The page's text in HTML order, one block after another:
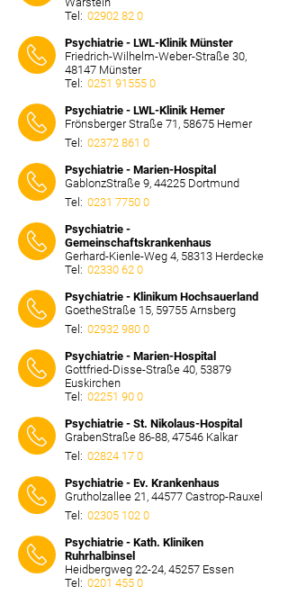
Tel: 02902 82 0
Psychiatrie - LWL-Klinik Münster
Friedrich-Wilhelm-Weber-Straße 30,
48147 Münster
Tel: 0251 91555 0
Psychiatrie - LWL-Klinik Hemer
Frönsberger Straße 71, 58675 Hemer
Tel: 02372 861 0
Psychiatrie - Marien-Hospital
GablonzStraße 9, 44225 Dortmund
Tel: 0231 7750 0
Psychiatrie -
Gemeinschaftskrankenhaus
Gerhard-Kienle-Weg 4, 58313 Herdecke
Tel: 02330 62 0
Psychiatrie - Klinikum Hochsauerland
GoetheStraße 15, 59755 Arnsberg
Tel: 02932 980 0
Psychiatrie - Marien-Hospital
Gottfried-Disse-Straße 40, 53879
Euskirchen
Tel: 02251 90 0
Psychiatrie - St. Nikolaus-Hospital
GrabenStraße 86-88, 47546 Kalkar
Tel: 02824 17 0
Psychiatrie - Ev. Krankenhaus
Grutholzallee 21, 44577 Castrop-Rauxel
Tel: 02305 102 0
Psychiatrie - Kath. Kliniken
Ruhrhalbinsel
Heidbergweg 22-24, 45257 Essen
Tel: 0201 455 0